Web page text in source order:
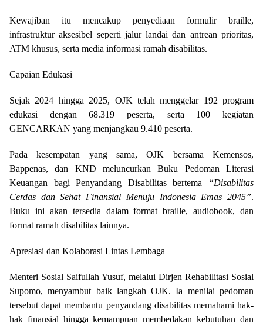
Kewajiban itu mencakup penyediaan formulir braille,
infrastruktur aksesibel seperti jalur landai dan antrean prioritas,
ATM khusus, serta media informasi ramah disabilitas.
Capaian Edukasi
Sejak 2024 hingga 2025, OJK telah menggelar 192 program
edukasi dengan 68.319 peserta, serta 100 kegiatan
GENCARKAN yang menjangkau 9.410 peserta.
Pada kesempatan yang sama, OJK bersama Kemensos,
Bappenas, dan KND meluncurkan Buku Pedoman Literasi
Keuangan bagi Penyandang Disabilitas bertema
“Disabilitas
Cerdas dan Sehat Finansial Menuju Indonesia Emas 2045”.
Buku ini akan tersedia dalam format braille, audiobook, dan
format ramah disabilitas lainnya.
Apresiasi dan Kolaborasi Lintas Lembaga
Menteri Sosial Saifullah Yusuf, melalui Dirjen Rehabilitasi Sosial
Supomo, menyambut baik langkah OJK. Ia menilai pedoman
tersebut dapat membantu penyandang disabilitas memahami hak-
hak finansial hingga kemampuan membedakan kebutuhan dan